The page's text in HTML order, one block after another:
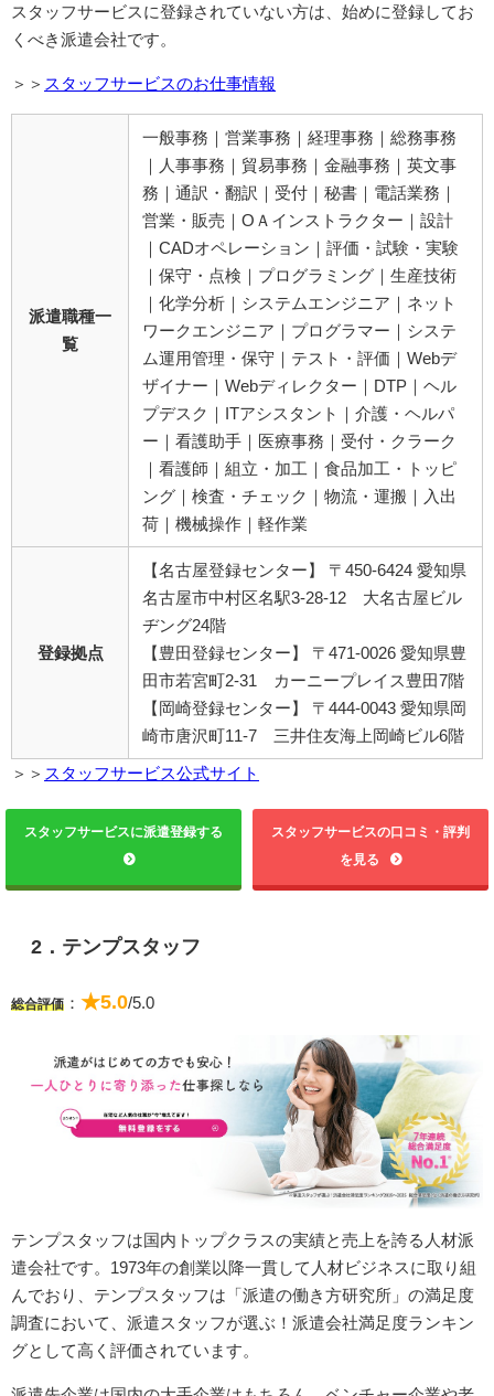
スタッフサービスに登録されていない方は、始めに登録してお
くべき派遣会社です。
＞＞ スタッフサービスのお仕事情報
派遣職種一
覧
一般事務｜営業事務｜経理事務｜総務事務
｜人事事務｜貿易事務｜金融事務｜英文事
務｜通訳・翻訳｜受付｜秘書｜電話業務｜
営業・販売｜OＡインストラクター｜設計
｜CADオペレーション｜評価・試験・実験
｜保守・点検｜プログラミング｜生産技術
｜化学分析｜システムエンジニア｜ネット
ワークエンジニア｜プログラマー｜システ
ム運用管理・保守｜テスト・評価｜Webデ
ザイナー｜Webディレクター｜DTP｜ヘル
プデスク｜ITアシスタント｜介護・ヘルパ
ー｜看護助手｜医療事務｜受付・クラーク
｜看護師｜組立・加工｜食品加工・トッピ
ング｜検査・チェック｜物流・運搬｜入出
荷｜機械操作｜軽作業
登録拠点
【名古屋登録センター】 〒450-6424 愛知県
名古屋市中村区名駅3-28-12 大名古屋ビル
ヂング24階
【豊田登録センター】 〒471-0026 愛知県豊
田市若宮町2-31 カーニープレイス豊田7階
【岡崎登録センター】 〒444-0043 愛知県岡
崎市唐沢町11-7 三井住友海上岡崎ビル6階
＞＞ スタッフサービス公式サイト
スタッフサービスに派遣登録する スタッフサービスの口コミ・評判
を見る
2．テンプスタッフ
総合評価 ： ★5.0/5.0
テンプスタッフは国内トップクラスの実績と売上を誇る人材派
遣会社です。1973年の創業以降一貫して人材ビジネスに取り組
んでおり、テンプスタッフは「派遣の働き方研究所」の満足度
調査において、派遣スタッフが選ぶ！派遣会社満足度ランキン
グとして高く評価されています。